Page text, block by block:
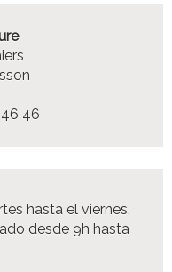
46
hasta el viernes,
desde 9h hasta